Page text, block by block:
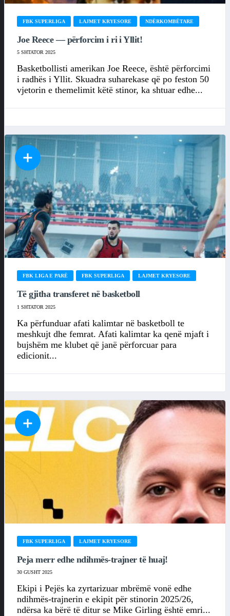
FBK SUPERLIGA LAJMET KRYESORE NDËRKOMBËTARE
Joe Reece — përforcim i ri i Yllit!
5 SHTATOR 2025
Basketbollisti amerikan Joe Reece, është përforcimi
i radhës i Yllit. Skuadra suharekase që po feston 50
vjetorin e themelimit këtë stinor, ka shtuar edhe...
FBK LIGA E PARË FBK SUPERLIGA LAJMET KRYESORE
Të gjitha transferet në basketboll
1 SHTATOR 2025
Ka përfunduar afati kalimtar në basketboll te
meshkujt dhe femrat. Afati kalimtar ka qenë mjaft i
bujshëm me klubet që janë përforcuar para
edicionit...
FBK SUPERLIGA LAJMET KRYESORE
Peja merr edhe ndihmës-trajner të huaj!
30 GUSHT 2025
Ekipi i Pejës ka zyrtarizuar mbrëmë vonë edhe
ndihmës-trajnerin e ekipit për stinorin 2025/26,
ndërsa ka bërë të ditur se Mike Girling është emri...